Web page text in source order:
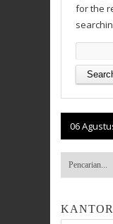
for the
for:
06